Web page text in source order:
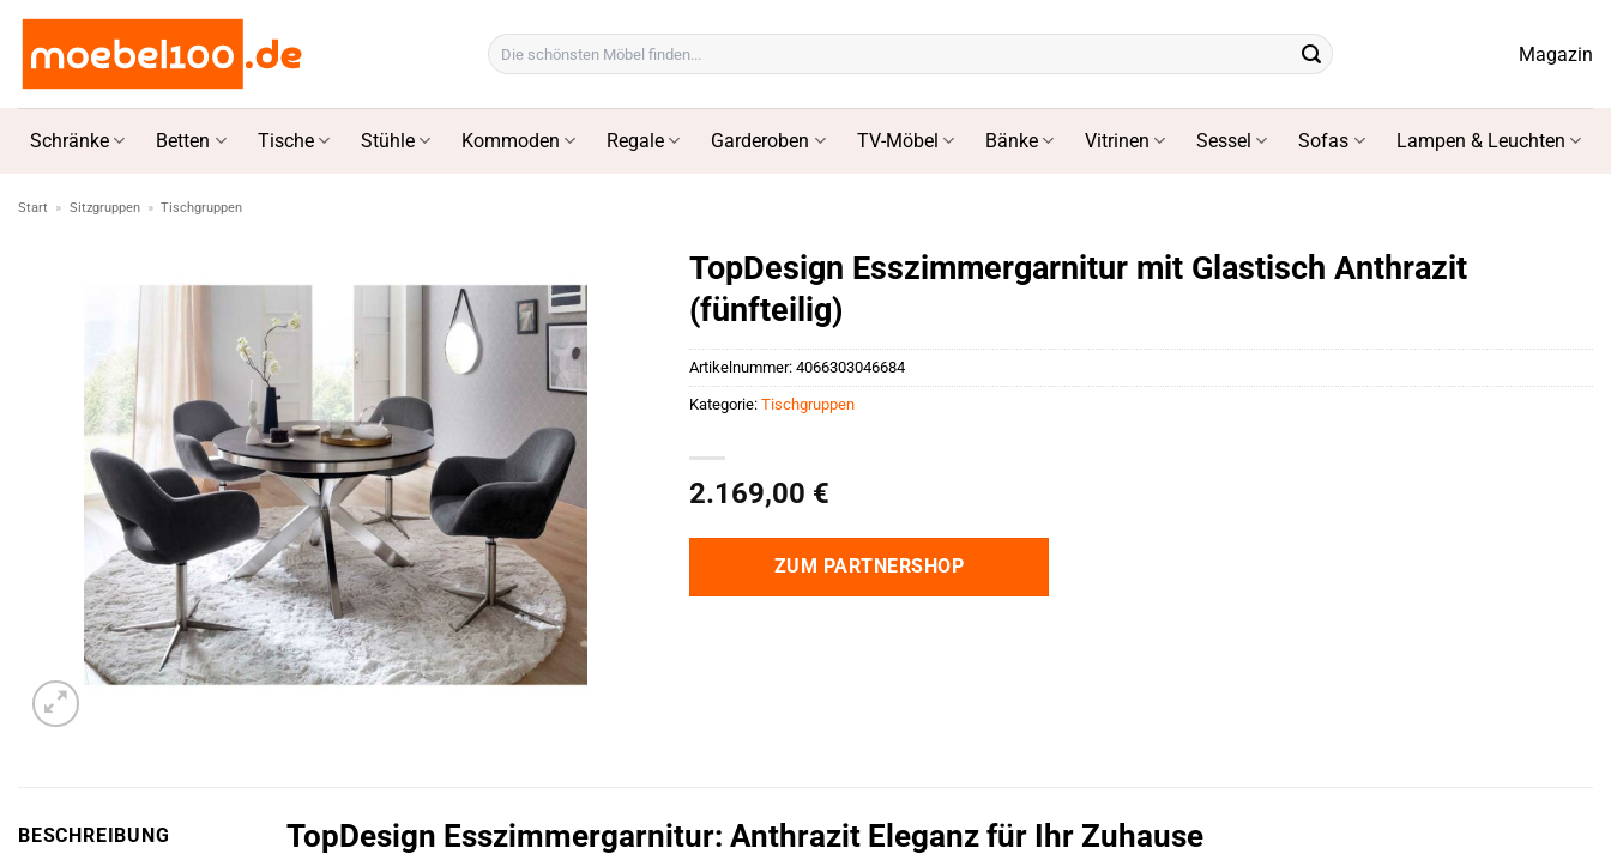
Zum
Inhalt
springen
Suchen
nach:
Magazin
Schränke Betten Tische Stühle Kommoden Regale Garderoben TV-Möbel Bänke Vitrinen Sessel Sofas Lampen & Leuchten
Start » Sitzgruppen » Tischgruppen
TopDesign Esszimmergarnitur mit Glastisch Anthrazit
(fünfteilig)
2.169,00 €
ZUM PARTNERSHOP
Artikelnummer: 4066303046684
Kategorie: Tischgruppen
BESCHREIBUNG TopDesign Esszimmergarnitur: Anthrazit Eleganz für Ihr Zuhause